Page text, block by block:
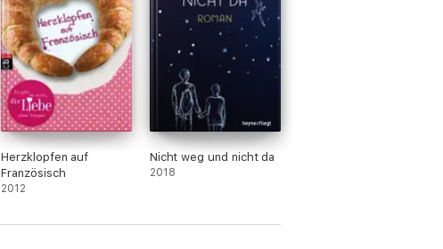
Herzklopfen auf
Französisch
2012
Nicht weg und nicht da
2018